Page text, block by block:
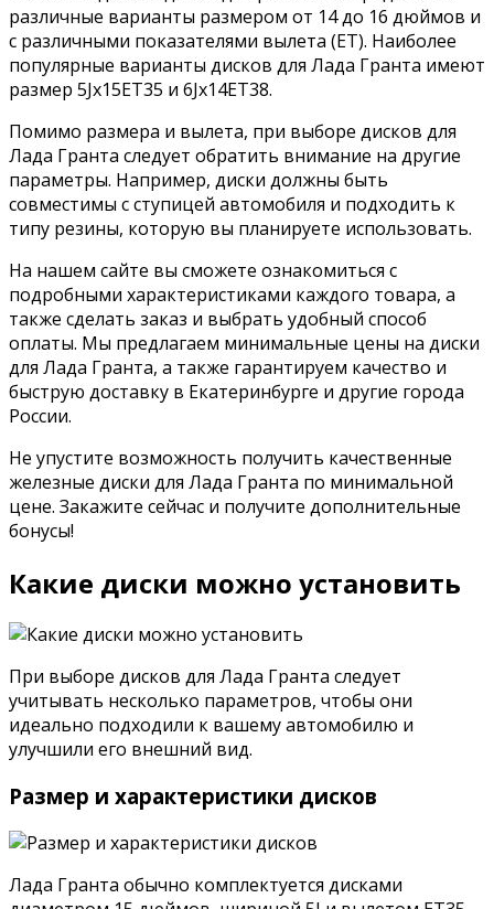
различные варианты размером от 14 до 16 дюймов и
с различными показателями вылета (ET). Наиболее
популярные варианты дисков для Лада Гранта имеют
размер 5Jx15ET35 и 6Jx14ET38.
Помимо размера и вылета, при выборе дисков для
Лада Гранта следует обратить внимание на другие
параметры. Например, диски должны быть
совместимы с ступицей автомобиля и подходить к
типу резины, которую вы планируете использовать.
На нашем сайте вы сможете ознакомиться с
подробными характеристиками каждого товара, а
также сделать заказ и выбрать удобный способ
оплаты. Мы предлагаем минимальные цены на диски
для Лада Гранта, а также гарантируем качество и
быструю доставку в Екатеринбурге и другие города
России.
Не упустите возможность получить качественные
железные диски для Лада Гранта по минимальной
цене. Закажите сейчас и получите дополнительные
бонусы!
Какие диски можно установить
При выборе дисков для Лада Гранта следует
учитывать несколько параметров, чтобы они
идеально подходили к вашему автомобилю и
улучшили его внешний вид.
Размер и характеристики дисков
Лада Гранта обычно комплектуется дисками